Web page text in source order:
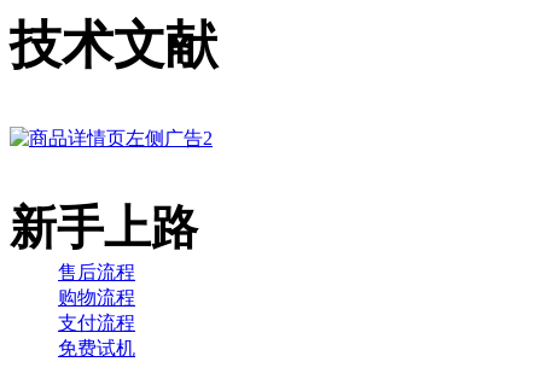
技术文献
新手上路
售后流程
购物流程
支付流程
免费试机